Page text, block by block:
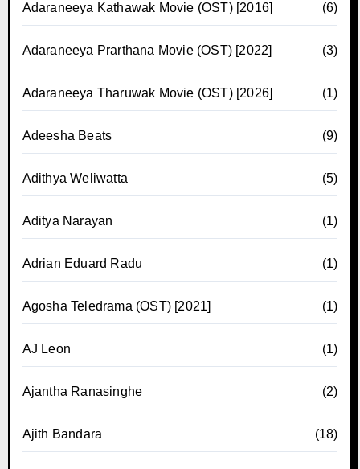
Adaraneeya Kathawak Movie (OST) [2016] (6)
Adaraneeya Prarthana Movie (OST) [2022] (3)
Adaraneeya Tharuwak Movie (OST) [2026] (1)
Adeesha Beats (9)
Adithya Weliwatta (5)
Aditya Narayan (1)
Adrian Eduard Radu (1)
Agosha Teledrama (OST) [2021] (1)
AJ Leon (1)
Ajantha Ranasinghe (2)
Ajith Bandara (18)